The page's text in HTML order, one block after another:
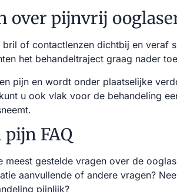
over pijnvrij
of contactlenzen dichtbij en veraf
het behandeltraject graag nader
pijn en wordt onder plaatselijke
u ook vlak voor de behandeling
pijn FAQ
meest gestelde vragen over de
aanvullende of andere vragen?
pijnlijk?